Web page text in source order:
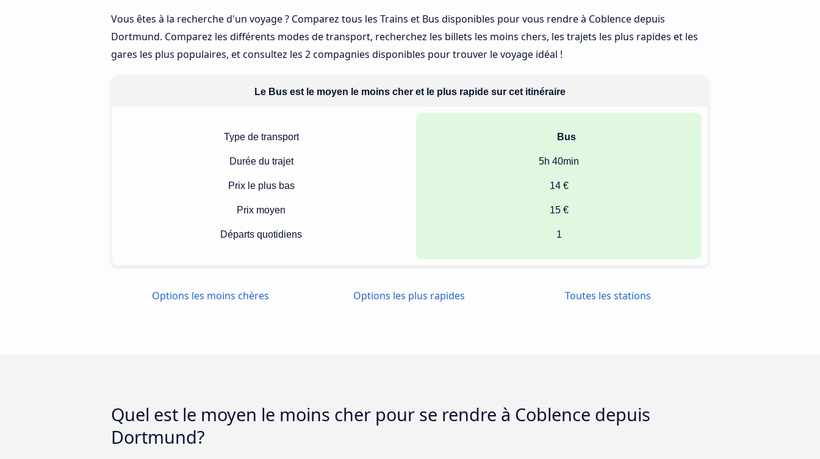
Vous êtes à la recherche d'un voyage ? Comparez tous les Trains et Bus disponibles pour vous rendre à Coblence depuis
Dortmund. Comparez les différents modes de transport, recherchez les billets les moins chers, les trajets les plus rapides et les
gares les plus populaires, et consultez les 2 compagnies disponibles pour trouver le voyage idéal !
Le Bus est le moyen le moins cher et le plus rapide sur cet itinéraire
Type de transport
Durée du trajet
Prix le plus bas
Prix moyen
Départs quotidiens
Bus
5h 40min
14 €
15 €
1
Options les moins chères Options les plus rapides Toutes les stations
Quel est le moyen le moins cher pour se rendre à Coblence depuis
Dortmund?